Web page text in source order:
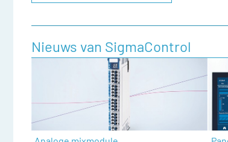
Nieuws van SigmaControl